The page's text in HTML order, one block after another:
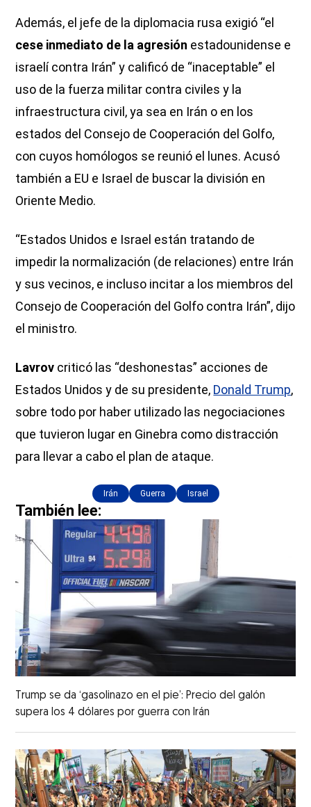
Además, el jefe de la diplomacia rusa exigió “el
cese inmediato de la agresión estadounidense e
israelí contra Irán” y calificó de “inaceptable” el
uso de la fuerza militar contra civiles y la
infraestructura civil, ya sea en Irán o en los
estados del Consejo de Cooperación del Golfo,
con cuyos homólogos se reunió el lunes. Acusó
también a EU e Israel de buscar la división en
Oriente Medio.
“Estados Unidos e Israel están tratando de
impedir la normalización (de relaciones) entre Irán
y sus vecinos, e incluso incitar a los miembros del
Consejo de Cooperación del Golfo contra Irán”, dijo
el ministro.
Lavrov criticó las “deshonestas” acciones de
Estados Unidos y de su presidente, Donald Trump,
sobre todo por haber utilizado las negociaciones
que tuvieron lugar en Ginebra como distracción
para llevar a cabo el plan de ataque.
Irán Guerra Israel
También lee:
Trump se da ‘gasolinazo en el pie’: Precio del galón
supera los 4 dólares por guerra con Irán